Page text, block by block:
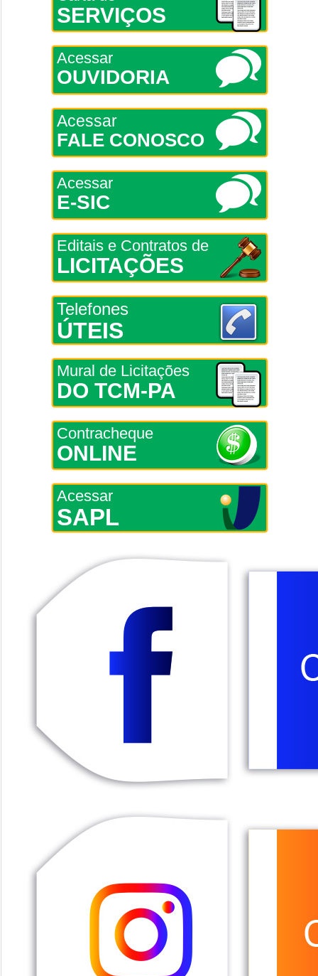
SERVIÇOS
Acessar
OUVIDORIA
Acessar
FALE CONOSCO
Acessar
E-SIC
Editais e Contratos de
LICITAÇÕES
Telefones
ÚTEIS
Mural de Licitações
DO TCM-PA
Contracheque
ONLINE
Acessar
SAPL